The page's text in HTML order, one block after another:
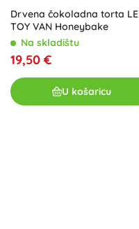
Drvena čokoladna torta LE
TOY VAN Honeybake
Na skladištu
19,50 €
U košaricu